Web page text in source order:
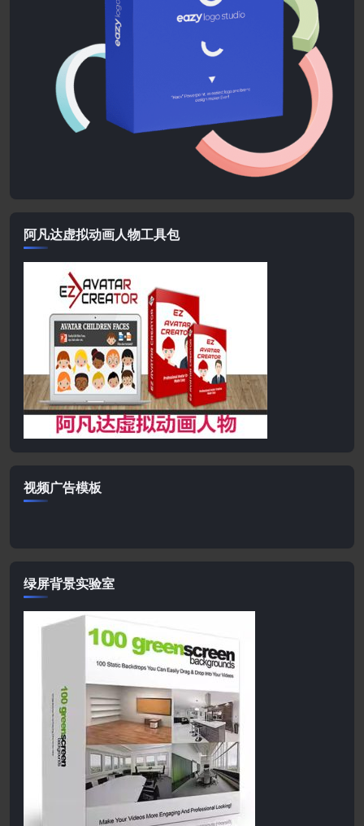
阿凡达虚拟动画人物工具包
视频广告模板
绿屏背景实验室